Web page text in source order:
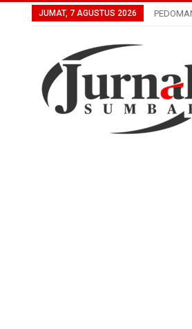
JUMAT, 7 AGUSTUS 2026